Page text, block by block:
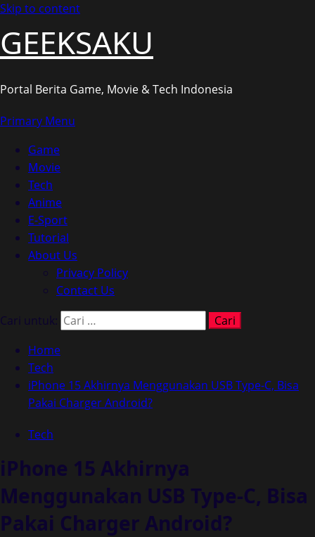
Skip to content
GEEKSAKU
Portal Berita Game, Movie & Tech Indonesia
Primary Menu
Game
Movie
Tech
Anime
E-Sport
Tutorial
About Us
Privacy Policy
Contact Us
Cari untuk:
Home
Tech
iPhone 15 Akhirnya Menggunakan USB Type-C, Bisa
Pakai Charger Android?
Tech
iPhone 15 Akhirnya
Menggunakan USB Type-C, Bisa
Pakai Charger Android?